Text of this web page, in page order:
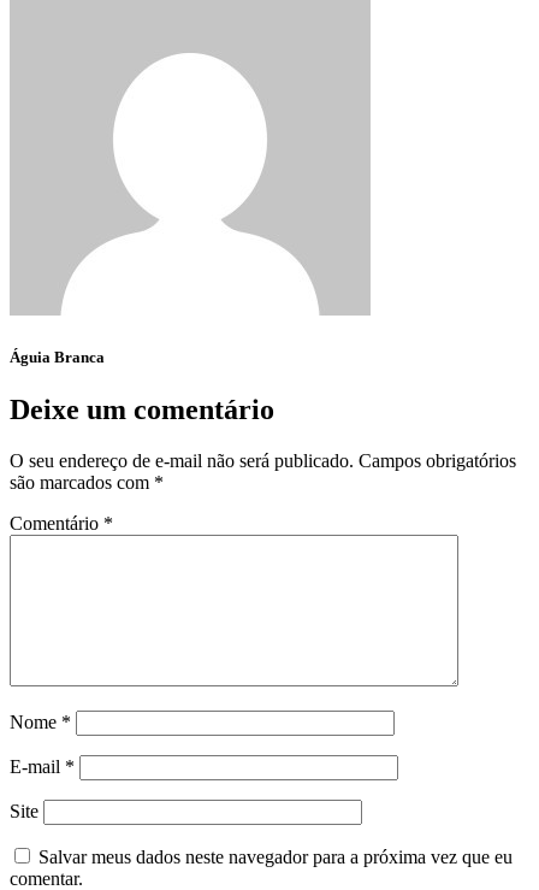
Águia Branca
Deixe um comentário
O seu endereço de e-mail não será publicado. Campos obrigatórios
são marcados com *
Comentário *
Nome *
E-mail *
Site
Salvar meus dados neste navegador para a próxima vez que eu
comentar.